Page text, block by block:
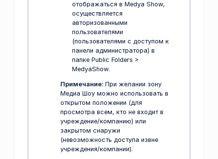
отображаться в Medya Show,
осуществляется
авторизованными
пользователями
(пользователями с доступом к
панели администратора) в
папке Public Folders >
MedyaShow.
Примечание: При желании зону
Медиа Шоу можно использовать в
открытом положении (для
просмотра всем, кто не входит в
учреждение/компанию) или
закрытом снаружи
(невозможность доступа извне
учреждения/компании).